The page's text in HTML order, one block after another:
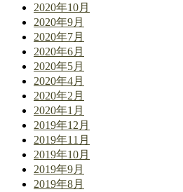
2020年10月
2020年9月
2020年7月
2020年6月
2020年5月
2020年4月
2020年2月
2020年1月
2019年12月
2019年11月
2019年10月
2019年9月
2019年8月